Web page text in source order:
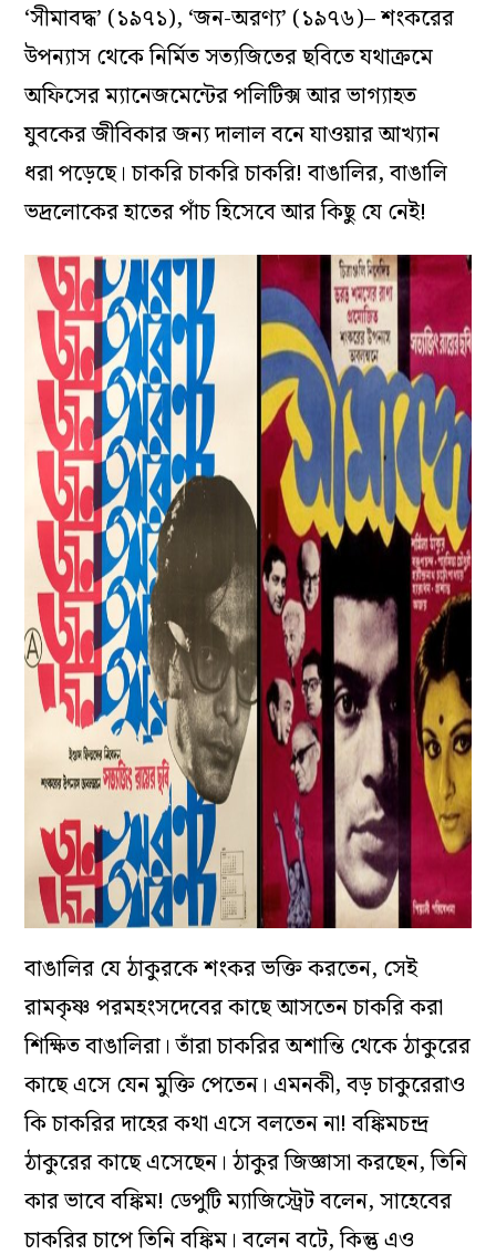
‘সীমাবদ্ধ’ (১৯৭১), ‘জন-অরণ্য’ (১৯৭৬)– শংকরের
উপন্যাস থেকে নির্মিত সত্যজিতের ছবিতে যথাক্রমে
অফিসের ম্যানেজমেন্টের পলিটিক্স আর ভাগ্যাহত
যুবকের জীবিকার জন্য দালাল বনে যাওয়ার আখ্যান
ধরা পড়েছে। চাকরি চাকরি চাকরি! বাঙালির, বাঙালি
ভদ্রলোকের হাতের পাঁচ হিসেবে আর কিছু যে নেই!
বাঙালির যে ঠাকুরকে শংকর ভক্তি করতেন, সেই
রামকৃষ্ণ পরমহংসদেবের কাছে আসতেন চাকরি করা
শিক্ষিত বাঙালিরা। তাঁরা চাকরির অশান্তি থেকে ঠাকুরের
কাছে এসে যেন মুক্তি পেতেন। এমনকী, বড় চাকুরেরাও
কি চাকরির দাহের কথা এসে বলতেন না! বঙ্কিমচন্দ্র
ঠাকুরের কাছে এসেছেন। ঠাকুর জিজ্ঞাসা করছেন, তিনি
কার ভাবে বঙ্কিম! ডেপুটি ম্যাজিস্ট্রেট বলেন, সাহেবের
চাকরির চাপে তিনি বঙ্কিম। বলেন বটে, কিন্তু এও